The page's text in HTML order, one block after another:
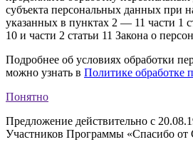
субъекта персональных данных при
указанных в пунктах 2 — 11 части 1
10 и части 2 статьи 11 Закона о
Подробнее об условиях обработки
можно узнать в Политике обработке
Понятно
Предложение действительно с
Участников Программы «Спасибо от